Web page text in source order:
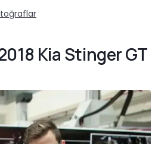
Kia Stinger GT